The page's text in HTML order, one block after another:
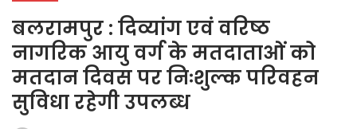
बलरामपुर : दिव्यांग एवं वरिष्ठ
नागरिक आयु वर्ग के मतदाताओं को
मतदान दिवस पर निःशुल्क परिवहन
सुविधा रहेगी उपलब्ध